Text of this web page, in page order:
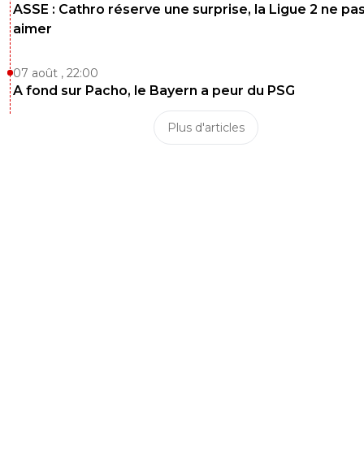
ASSE : Cathro réserve une surprise, la Ligue 2 ne
aimer
07 août , 22:00
A fond sur Pacho, le Bayern a peur du PSG
Plus d'articles